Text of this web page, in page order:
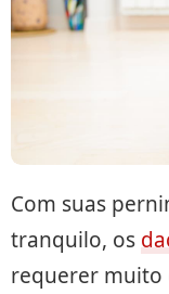
Com suas
tranquilo, os
requerer muito